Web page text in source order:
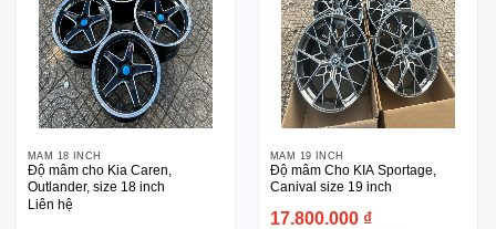
MÂM 18 INCH
Độ mâm cho Kia Caren,
Outlander, size 18 inch
Liên hệ
MÂM 19 INCH
Độ mâm Cho KIA Sportage,
Canival size 19 inch
17.800.000 ₫